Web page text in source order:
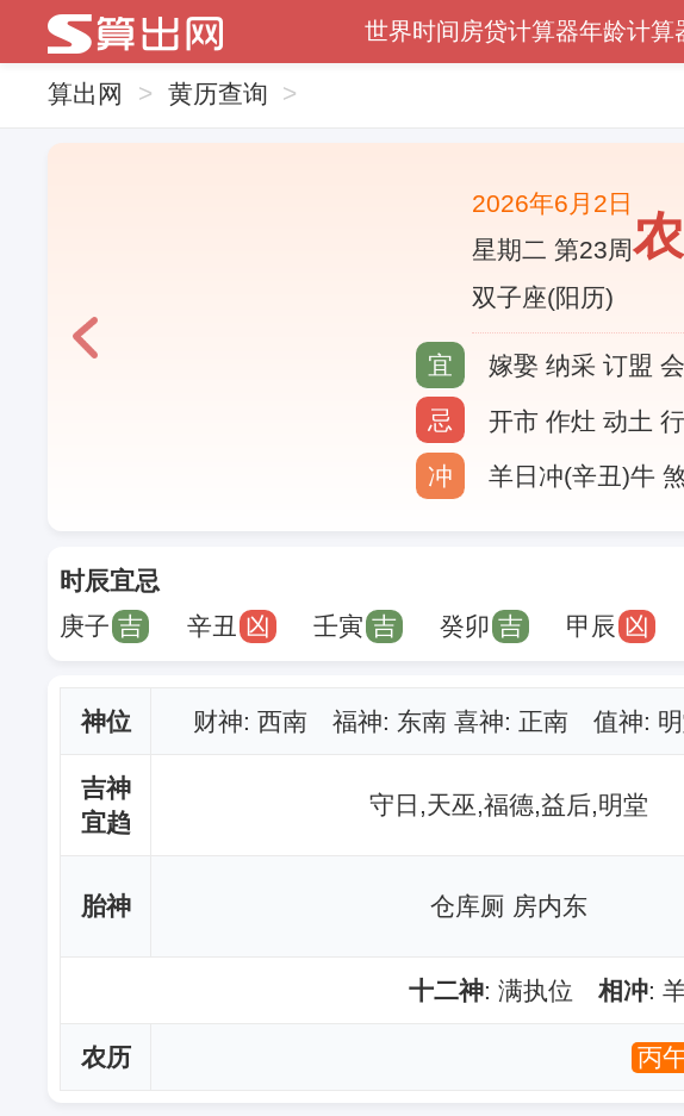
世界时间 房贷计算器年龄计算
算出网 > 黄历查询 >
2026年6月2日
星期二 第23周
双子座(阳历)
宜
嫁娶 纳采 订盟
忌
开市 作灶 动土
冲
羊日冲(辛丑)牛
时辰宜忌
庚子 吉 辛丑 凶 壬寅 吉 癸卯 吉 甲辰 凶
神位 财神: 西南 福神: 东南 喜神: 正南 值神: 明
吉神
宜趋
守日,天巫,福德,益后,明堂
胎神 仓库厕 房内东
十二神: 满执位相冲:
农历 丙